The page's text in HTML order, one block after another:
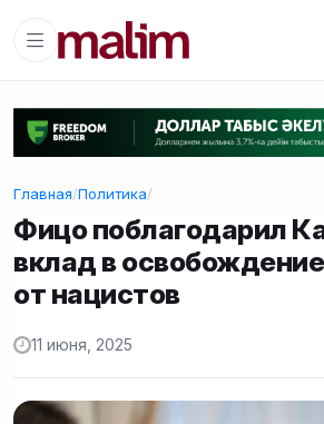
Главная/Политика/
Фицо поблагодарил
вклад в
от нацистов
11 июня, 2025